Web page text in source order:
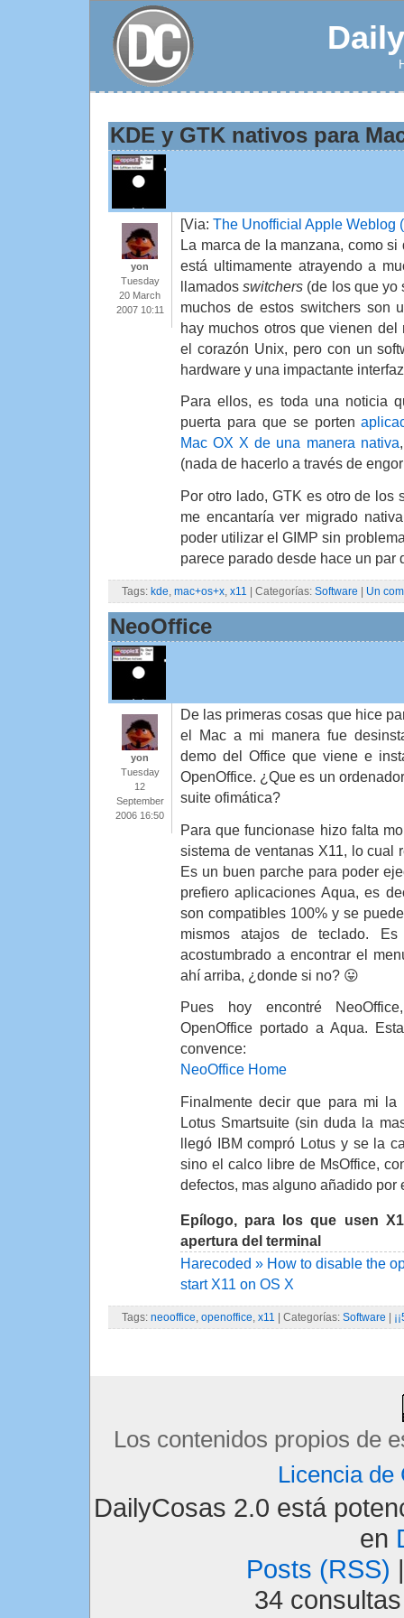
KDE y GTK nativos para
yon
Tuesday
20 March
2007 10:11
[Via: The Unofficial Apple Weblog
La marca de la manzana, como
está ultimamente atrayendo a
llamados switchers (de los que
muchos de estos switchers son
hay muchos otros que vienen
el corazón Unix, pero con un
hardware y una impactante
Para ellos, es toda una noticia
puerta para que se porten
Mac OX X de una manera nativa
(nada de hacerlo a través de
Por otro lado, GTK es otro de los
me encantaría ver migrado
poder utilizar el GIMP sin
parece parado desde hace un
Tags: kde, mac+os+x, x11 | Categorías: Software Un
NeoOffice
yon
Tuesday
12
September
2006 16:50
De las primeras cosas que hice
el Mac a mi manera fue
demo del Office que viene e
OpenOffice. ¿Que es un
suite ofimática?
Para que funcionase hizo falta
sistema de ventanas X11, lo cual
Es un buen parche para poder
prefiero aplicaciones Aqua, es
son compatibles 100% y se
mismos atajos de teclado.
acostumbrado a encontrar el
ahí arriba, ¿donde si no? 😛
Pues hoy encontré
OpenOffice portado a Aqua.
convence:
NeoOffice Home
Finalmente decir que para mi la
Lotus Smartsuite (sin duda la
llegó IBM compró Lotus y se la
sino el calco libre de MsOffice,
defectos, mas alguno añadido por
Epílogo, para los que usen
apertura del terminal
Harecoded » How to disable the
start X11 on OS X
Tags: neooffice, openoffice, x11 | Categorías: Software
Los contenidos propios de
Licencia de
DailyCosas 2.0 está
en
Posts (RSS)
34